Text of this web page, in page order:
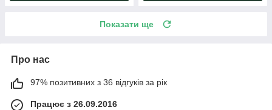
Показати ще
Про нас
97% позитивних з 36 відгуків за рік
Працює з 26.09.2016